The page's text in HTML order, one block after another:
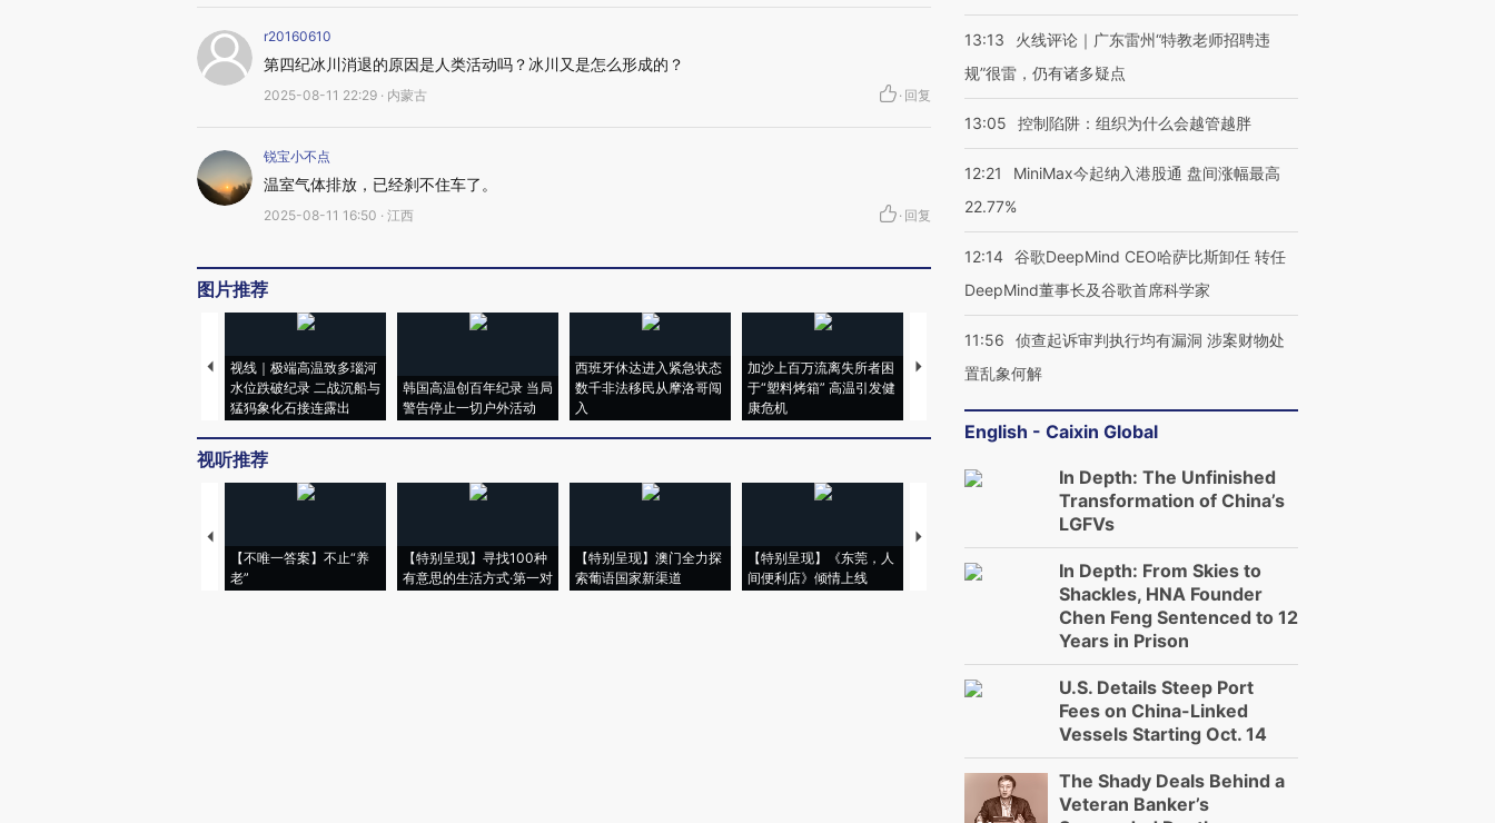
r20160610
第四纪冰川消退的原因是人类活动吗？冰川又是怎么形成的？
2025-08-11 22:29 · 内蒙古 · 回复
锐宝小不点
温室气体排放，已经刹不住车了。
2025-08-11 16:50 · 江西 · 回复
图片推荐
视线｜极端高温致多瑙河
水位跌破纪录 二战沉船与
猛犸象化石接连露出
韩国高温创百年纪录 当局
警告停止一切户外活动
西班牙休达进入紧急状态
数千非法移民从摩洛哥闯
入
加沙上百万流离失所者困
于“塑料烤箱” 高温引发健
康危机
马航飞行员跨国走私7万
心“花钱找虐”？
要防空导弹“救急”
视听推荐
【不唯一答案】不止“养
老”
【特别呈现】寻找100种
有意思的生活方式·第一对
【特别呈现】澳门全力探
索葡语国家新渠道
【特别呈现】《东莞，人
间便利店》倾情上线
【推广】走进第四届链博
有意思的生活方式·第三对
13:13
火线评论｜广东雷州“特教老师招聘违
规”很雷，仍有诸多疑点
13:05 控制陷阱：组织为什么会越管越胖
12:21
MiniMax今起纳入港股通 盘间涨幅最高
22.77%
12:14 谷歌DeepMind CEO哈萨比斯卸任 转任
DeepMind董事长及谷歌首席科学家
11:56
侦查起诉审判执行均有漏洞 涉案财物处
置乱象何解
English - Caixin Global
In Depth: The Unfinished
Transformation of China’s
LGFVs
In Depth: From Skies to
Shackles, HNA Founder
Chen Feng Sentenced to 12
Years in Prison
U.S. Details Steep Port
Fees on China-Linked
Vessels Starting Oct. 14
The Shady Deals Behind a
Veteran Banker’s